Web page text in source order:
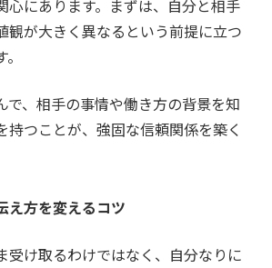
心にあります。まずは、自分と相手
観が大きく異なるという前提に立つ
で、相手の事情や働き方の背景を知
持つことが、強固な信頼関係を築く
え方を変えるコツ
受け取るわけではなく、自分なりに